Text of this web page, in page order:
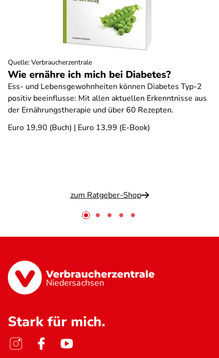
Wie ernähre ich mich bei Diabetes?
Ess- und Lebensgewohnheiten können Diabetes Typ-2
positiv beeinflusse: Mit allen aktuellen Erkenntnisse aus
der Ernährungstherapie und über 60 Rezepten.
Euro 19,90 (Buch) | Euro 13,99 (E-Book)
zum Ratgeber-Shop
Quelle: Verbraucherzentrale
Niedersachsen
Stark für mich.